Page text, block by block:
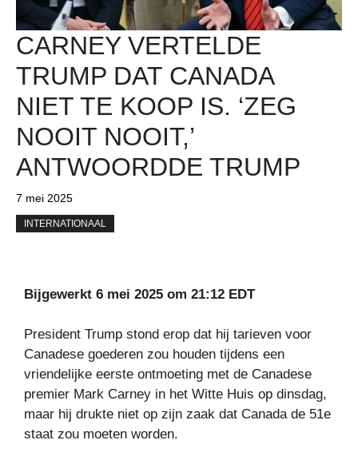
CARNEY VERTELDE
TRUMP DAT CANADA
NIET TE KOOP IS. ‘ZEG
NOOIT NOOIT,’
ANTWOORDDE TRUMP
7 mei 2025
INTERNATIONAAL
Bijgewerkt 6 mei 2025 om 21:12 EDT
President Trump stond erop dat hij tarieven voor
Canadese goederen zou houden tijdens een
vriendelijke eerste ontmoeting met de Canadese
premier Mark Carney in het Witte Huis op dinsdag,
maar hij drukte niet op zijn zaak dat Canada de 51e
staat zou moeten worden.